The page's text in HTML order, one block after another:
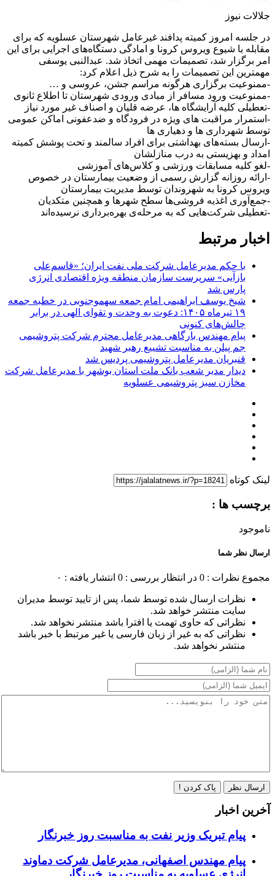
جلالات نیوز
در جلسه امروز کمیته پدافند غیرعامل شهرستان عسلویه که برای
مقابله با شیوع ویروس کرونا و امادگی دستگاه‌های اجرایی برای این
امر برگزار شد، تصمیمات مهمی اتخاذ شد. عبدالنبی یوسفی
مهمترین این تصمیمات را به شرح ذیل اعلام کرد:
-ممنوعیت برگزاری هرگونه مراسم جشن، عروسی و …
-ممنوعیت ورود مسافر از مبادی ورودی شهرستان تا اطلاع ثانوی
-تعطیلی کلیه آرایشگاه ها، عرضه قلیان و اصناف غیر مورد نیاز
-استمرار مراقبت های ویژه در فرودگاه و ضدعفونی اماکن عمومی
توسط شهرداری ها و دهیاری ها
-ارسال بسته‌های بهداشتی برای افراد سالمند و تحت پوشش کمیته
امداد و بهزیستی به درب منازلشان
-لغو کلیه مسابقات ورزشی و کلاس‌های آموزشی
-ارائه روزانه گزارش رسمی از وضعیت بیمارستان در خصوص
ویروس کرونا به شهروندان توسط مدیریت بیمارستان
-جمع‌آوری اغذیه فروشی‌ها سطح شهرها و همچنین متکدیان
-تعطیلی شرکت‌هایی که به مرحله‌ی بهره‌برداری نرسیده‌اند
اخبار مرتبط
با حکم مدیرعامل شرکت ملی نفت ایران؛ «قاسم‌علی
بازآیی» سرپرست سازمان منطقه ویژه اقتصادی انرژی
پارس شد
شیخ یوسف ابراهیمی امام جمعه سهموجنوبی در خطبه جمعه
۱۹ تیرماه ۱۴۰۵: دعوت به وحدت و تقوای الهی در برابر
چالش‌های کنونی
پیام‌ مهندس بارگاهی مدیرعامل محترم شرکت پتروشیمی
جم پیلن به مناسبت تشییع رهبر شهید
قنبریان مدیرعامل پتروشیمی پردیس شد
دیدار مدیر شعب بانک ملت استان بوشهر با مدیرعامل شرکت
مخازن سبز پتروشیمی عسلویه
لینک کوتاه
برچسب ها :
ناموجود
ارسال نظر شما
مجموع نظرات : 0 در انتظار بررسی : 0 انتشار یافته : ۰
نظرات ارسال شده توسط شما، پس از تایید توسط مدیران
سایت منتشر خواهد شد.
نظراتی که حاوی تهمت یا افترا باشد منتشر نخواهد شد.
نظراتی که به غیر از زبان فارسی یا غیر مرتبط با خبر باشد
منتشر نخواهد شد.
ارسال نظر پاک کردن !
آخرین اخبار
پیام تبریک وزیر نفت به مناسبت روز خبرنگار
پیام مهندس اصفهانی، مدیرعامل شرکت دماوند